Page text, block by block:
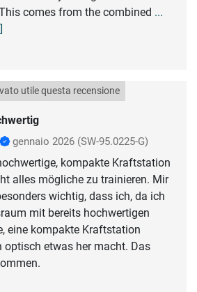
comes from the combined ...
utile questa recensione
gennaio 2026 (SW-95.0225-G)
kompakte Kraftstation
alles mögliche zu trainieren. Mir
wichtig, dass ich, da ich
mit bereits hochwertigen
eine kompakte Kraftstation
optisch etwas her macht. Das